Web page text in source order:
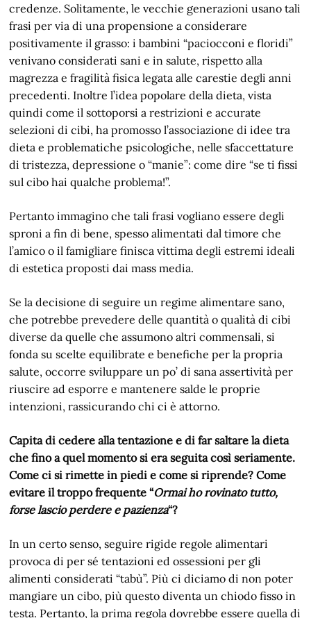
credenze. Solitamente, le vecchie generazioni usano tali
frasi per via di una propensione a considerare
positivamente il grasso: i bambini “paciocconi e floridi”
venivano considerati sani e in salute, rispetto alla
magrezza e fragilità fisica legata alle carestie degli anni
precedenti. Inoltre l’idea popolare della dieta, vista
quindi come il sottoporsi a restrizioni e accurate
selezioni di cibi, ha promosso l’associazione di idee tra
dieta e problematiche psicologiche, nelle sfaccettature
di tristezza, depressione o “manie”: come dire “se ti fissi
sul cibo hai qualche problema!”.
Pertanto immagino che tali frasi vogliano essere degli
sproni a fin di bene, spesso alimentati dal timore che
l’amico o il famigliare finisca vittima degli estremi ideali
di estetica proposti dai mass media.
Se la decisione di seguire un regime alimentare sano,
che potrebbe prevedere delle quantità o qualità di cibi
diverse da quelle che assumono altri commensali, si
fonda su scelte equilibrate e benefiche per la propria
salute, occorre sviluppare un po’ di sana assertività per
riuscire ad esporre e mantenere salde le proprie
intenzioni, rassicurando chi ci è attorno.
Capita di cedere alla tentazione e di far saltare la dieta
che fino a quel momento si era seguita così seriamente.
Come ci si rimette in piedi e come si riprende? Come
evitare il troppo frequente “Ormai ho rovinato tutto,
forse lascio perdere e pazienza“?
In un certo senso, seguire rigide regole alimentari
provoca di per sé tentazioni ed ossessioni per gli
alimenti considerati “tabù”. Più ci diciamo di non poter
mangiare un cibo, più questo diventa un chiodo fisso in
testa. Pertanto, la prima regola dovrebbe essere quella di